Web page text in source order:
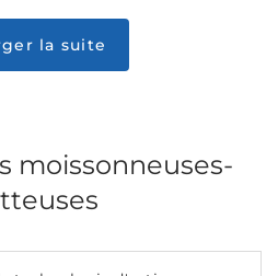
moissonneuses-